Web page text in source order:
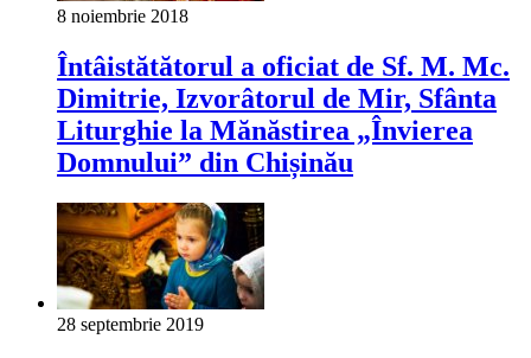
8 noiembrie 2018
Întâistătătorul a oficiat de Sf. M. Mc.
Dimitrie, Izvorâtorul de Mir, Sfânta
Liturghie la Mănăstirea „Învierea
Domnului” din Chișinău
28 septembrie 2019